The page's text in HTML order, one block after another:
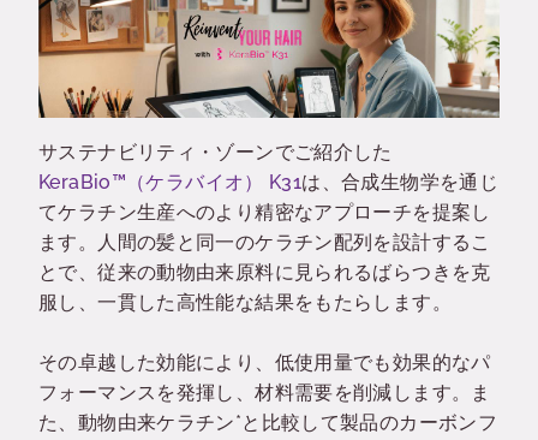
サステナビリティ・ゾーンでご紹介した
KeraBio™（ケラバイオ） K31は、合成生物学を通じ
てケラチン生産へのより精密なアプローチを提案し
ます。人間の髪と同一のケラチン配列を設計するこ
とで、従来の動物由来原料に見られるばらつきを克
服し、一貫した高性能な結果をもたらします。
その卓越した効能により、低使用量でも効果的なパ
フォーマンスを発揮し、材料需要を削減します。ま
た、動物由来ケラチン*と比較して製品のカーボンフ